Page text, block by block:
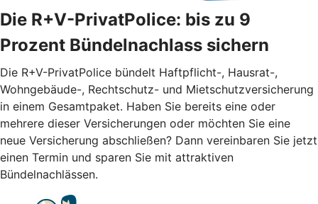
Die R+V-PrivatPolice: bis zu 9
Prozent Bündelnachlass sichern
Die R+V-PrivatPolice bündelt Haftpflicht-, Hausrat-,
Wohngebäude-, Rechtschutz- und Mietschutzversicherung
in einem Gesamtpaket. Haben Sie bereits eine oder
mehrere dieser Versicherungen oder möchten Sie eine
neue Versicherung abschließen? Dann vereinbaren Sie jetzt
einen Termin und sparen Sie mit attraktiven
Bündelnachlässen.